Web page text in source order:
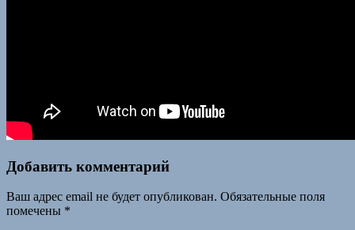
Добавить комментарий
Ваш адрес email не будет опубликован. Обязательные поля
помечены *